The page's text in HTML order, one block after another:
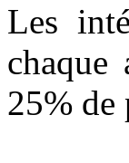
Les
25% de